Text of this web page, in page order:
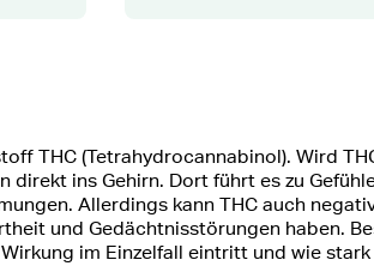
THC (Tetrahydrocannabinol). Wird
direkt ins Gehirn. Dort führt es zu
Allerdings kann THC auch
und Gedächtnisstörungen haben.
im Einzelfall eintritt und wie